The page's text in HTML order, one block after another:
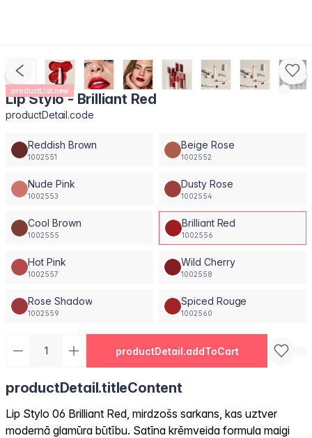
productList.new
Lip Stylo - Brilliant Red
productDetail.code
Reddish Brown
1002551
Beige Rose
1002552
Nude Pink
1002553
Dusty Rose
1002554
Cool Brown
1002555
Brilliant Red
1002556
Hot Pink
1002557
Wild Cherry
1002558
Rose Shadow
1002559
Spiced Rouge
1002560
productDetail.addToCart
productDetail.titleContent
Lip Stylo 06 Brilliant Red, mirdzošs sarkans, kas uztver
modernā glamūra būtību. Satīna krēmveida formula maigi